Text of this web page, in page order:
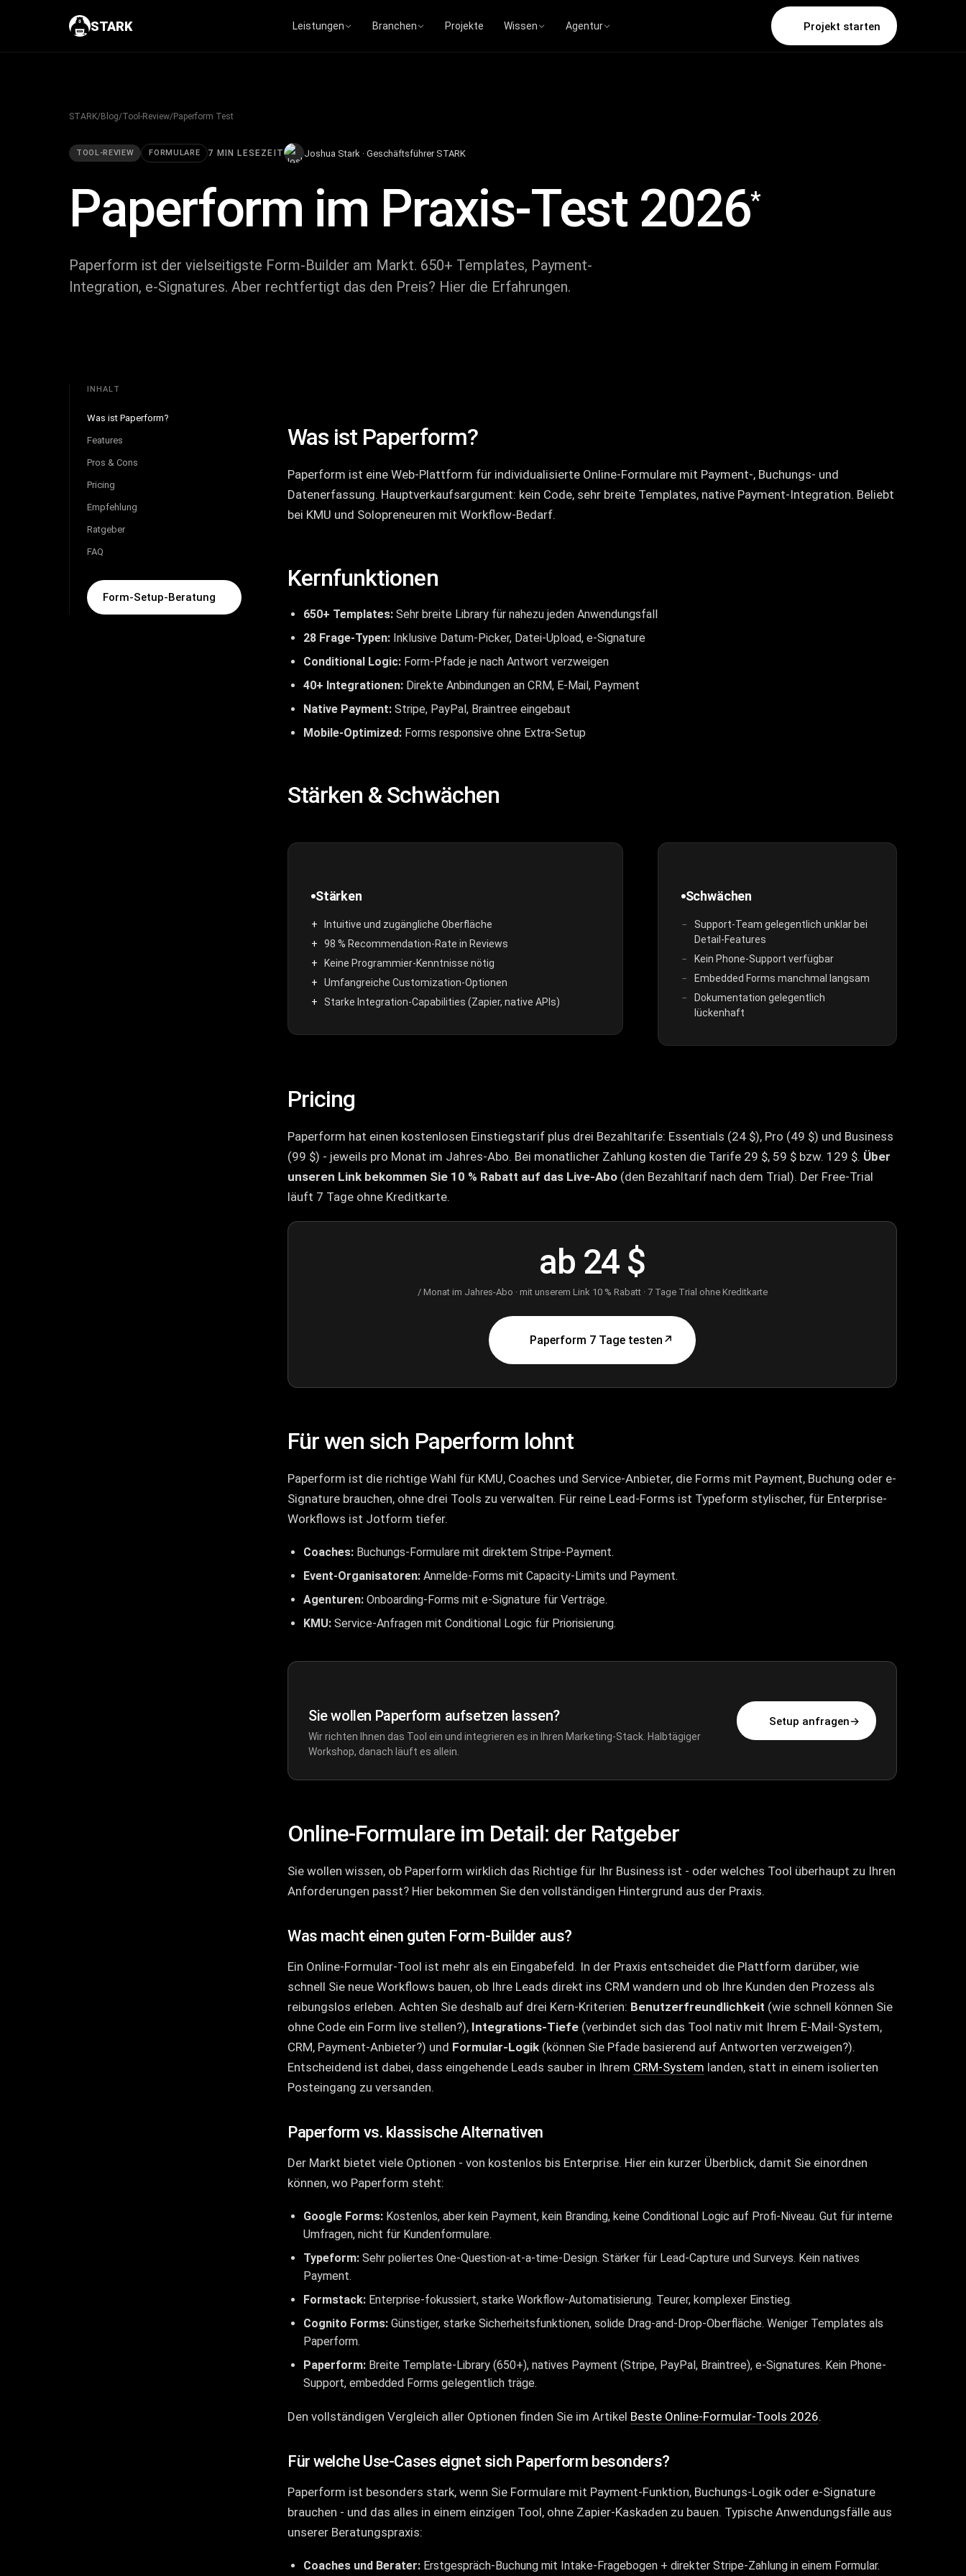
STARK Leistungen Branchen Projekte Wissen Agentur Projekt starten
STARK/Blog/Tool-Review/Paperform Test
TOOL-REVIEW FORMULARE 7 MIN LESEZEIT Joshua Stark · Geschäftsführer STARK
Paperform im Praxis-Test 2026*
Paperform ist der vielseitigste Form-Builder am Markt. 650+ Templates, Payment-
Integration, e-Signatures. Aber rechtfertigt das den Preis? Hier die Erfahrungen.
INHALT
Was ist Paperform?
Features
Pros & Cons
Pricing
Empfehlung
Ratgeber
FAQ
Form-Setup-Beratung
Was ist Paperform?
Paperform ist eine Web-Plattform für individualisierte Online-Formulare mit Payment-, Buchungs- und
Datenerfassung. Hauptverkaufsargument: kein Code, sehr breite Templates, native Payment-Integration. Beliebt
bei KMU und Solopreneuren mit Workflow-Bedarf.
Kernfunktionen
650+ Templates: Sehr breite Library für nahezu jeden Anwendungsfall
28 Frage-Typen: Inklusive Datum-Picker, Datei-Upload, e-Signature
Conditional Logic: Form-Pfade je nach Antwort verzweigen
40+ Integrationen: Direkte Anbindungen an CRM, E-Mail, Payment
Native Payment: Stripe, PayPal, Braintree eingebaut
Mobile-Optimized: Forms responsive ohne Extra-Setup
Stärken & Schwächen
Stärken
Intuitive und zugängliche Oberfläche
98 % Recommendation-Rate in Reviews
Keine Programmier-Kenntnisse nötig
Umfangreiche Customization-Optionen
Starke Integration-Capabilities (Zapier, native APIs)
Schwächen
Support-Team gelegentlich unklar bei
Detail-Features
Kein Phone-Support verfügbar
Embedded Forms manchmal langsam
Dokumentation gelegentlich
lückenhaft
Pricing
Paperform hat einen kostenlosen Einstiegstarif plus drei Bezahltarife: Essentials (24 $), Pro (49 $) und Business
(99 $) - jeweils pro Monat im Jahres-Abo. Bei monatlicher Zahlung kosten die Tarife 29 $, 59 $ bzw. 129 $. Über
unseren Link bekommen Sie 10 % Rabatt auf das Live-Abo (den Bezahltarif nach dem Trial). Der Free-Trial
läuft 7 Tage ohne Kreditkarte.
ab 24 $
/ Monat im Jahres-Abo · mit unserem Link 10 % Rabatt · 7 Tage Trial ohne Kreditkarte
Paperform 7 Tage testen ↗
Für wen sich Paperform lohnt
Paperform ist die richtige Wahl für KMU, Coaches und Service-Anbieter, die Forms mit Payment, Buchung oder e-
Signature brauchen, ohne drei Tools zu verwalten. Für reine Lead-Forms ist Typeform stylischer, für Enterprise-
Workflows ist Jotform tiefer.
Coaches: Buchungs-Formulare mit direktem Stripe-Payment.
Event-Organisatoren: Anmelde-Forms mit Capacity-Limits und Payment.
Agenturen: Onboarding-Forms mit e-Signature für Verträge.
KMU: Service-Anfragen mit Conditional Logic für Priorisierung.
Sie wollen Paperform aufsetzen lassen?
Wir richten Ihnen das Tool ein und integrieren es in Ihren Marketing-Stack. Halbtägiger
Workshop, danach läuft es allein.
Setup anfragen→
Online-Formulare im Detail: der Ratgeber
Sie wollen wissen, ob Paperform wirklich das Richtige für Ihr Business ist - oder welches Tool überhaupt zu Ihren
Anforderungen passt? Hier bekommen Sie den vollständigen Hintergrund aus der Praxis.
Was macht einen guten Form-Builder aus?
Ein Online-Formular-Tool ist mehr als ein Eingabefeld. In der Praxis entscheidet die Plattform darüber, wie
schnell Sie neue Workflows bauen, ob Ihre Leads direkt ins CRM wandern und ob Ihre Kunden den Prozess als
reibungslos erleben. Achten Sie deshalb auf drei Kern-Kriterien: Benutzerfreundlichkeit (wie schnell können Sie
ohne Code ein Form live stellen?), Integrations-Tiefe (verbindet sich das Tool nativ mit Ihrem E-Mail-System,
CRM, Payment-Anbieter?) und Formular-Logik (können Sie Pfade basierend auf Antworten verzweigen?).
Entscheidend ist dabei, dass eingehende Leads sauber in Ihrem CRM-System landen, statt in einem isolierten
Posteingang zu versanden.
Paperform vs. klassische Alternativen
Der Markt bietet viele Optionen - von kostenlos bis Enterprise. Hier ein kurzer Überblick, damit Sie einordnen
können, wo Paperform steht:
Google Forms: Kostenlos, aber kein Payment, kein Branding, keine Conditional Logic auf Profi-Niveau. Gut für interne
Umfragen, nicht für Kundenformulare.
Typeform: Sehr poliertes One-Question-at-a-time-Design. Stärker für Lead-Capture und Surveys. Kein natives
Payment.
Formstack: Enterprise-fokussiert, starke Workflow-Automatisierung. Teurer, komplexer Einstieg.
Cognito Forms: Günstiger, starke Sicherheitsfunktionen, solide Drag-and-Drop-Oberfläche. Weniger Templates als
Paperform.
Paperform: Breite Template-Library (650+), natives Payment (Stripe, PayPal, Braintree), e-Signatures. Kein Phone-
Support, embedded Forms gelegentlich träge.
Den vollständigen Vergleich aller Optionen finden Sie im Artikel Beste Online-Formular-Tools 2026.
Für welche Use-Cases eignet sich Paperform besonders?
Paperform ist besonders stark, wenn Sie Formulare mit Payment-Funktion, Buchungs-Logik oder e-Signature
brauchen - und das alles in einem einzigen Tool, ohne Zapier-Kaskaden zu bauen. Typische Anwendungsfälle aus
unserer Beratungspraxis:
Coaches und Berater: Erstgespräch-Buchung mit Intake-Fragebogen + direkter Stripe-Zahlung in einem Formular.